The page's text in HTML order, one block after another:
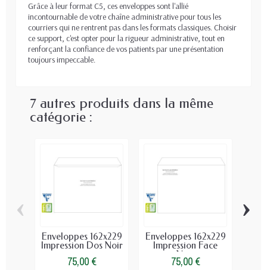
Grâce à leur format C5, ces enveloppes sont l'allié
incontournable de votre chaîne administrative pour tous les
courriers qui ne rentrent pas dans les formats classiques. Choisir
ce support, c'est opter pour la rigueur administrative, tout en
renforçant la confiance de vos patients par une présentation
toujours impeccable.
7 autres produits dans la même
catégorie :
Enveloppes 162x229
Impression Dos Noir
75,00 €
Enveloppes 162x229
Impression Face
Noir
75,00 €
‹ ›